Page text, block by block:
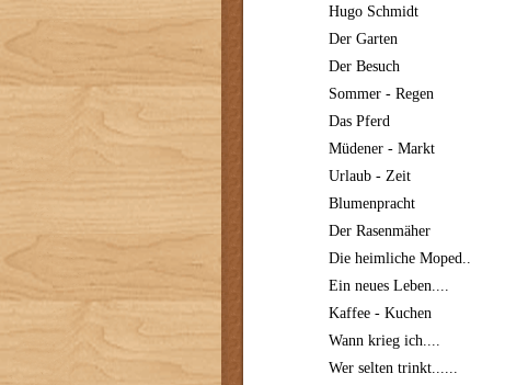
Hugo Schmidt
Der Garten
Der Besuch
Sommer - Regen
Das Pferd
Müdener - Markt
Urlaub - Zeit
Blumenpracht
Der Rasenmäher
Die heimliche Moped..
Ein neues Leben....
Kaffee - Kuchen
Wann krieg ich....
Wer selten trinkt......